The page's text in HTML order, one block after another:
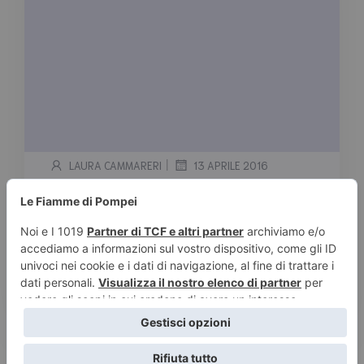
LAURA CAMMARERI | 13 APRILE 2016
Kristan Higgins
Tempo stimato di lettura:< 1 minuto
Serie Blue Heron 1. Se torno, ti sposo 2. Lo
voglio! 3. Waiting On You – INEDITO […]
Leggi tutto